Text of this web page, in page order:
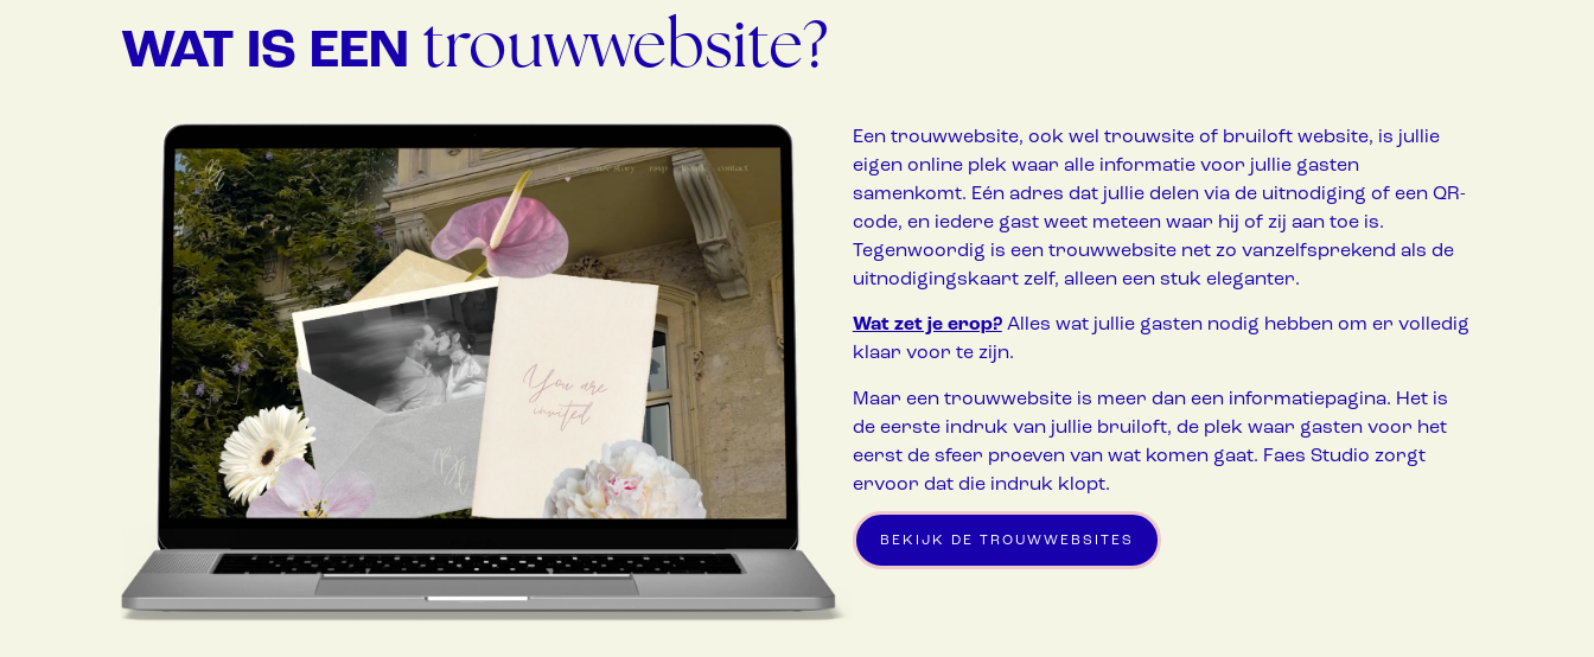
WAT IS EEN trouwwebsite?
Een trouwwebsite, ook wel trouwsite of bruiloft website, is jullie
eigen online plek waar alle informatie voor jullie gasten
samenkomt. Eén adres dat jullie delen via de uitnodiging of een QR-
code, en iedere gast weet meteen waar hij of zij aan toe is.
Tegenwoordig is een trouwwebsite net zo vanzelfsprekend als de
uitnodigingskaart zelf, alleen een stuk eleganter.
Wat zet je erop?Alles wat jullie gasten nodig hebben om er volledig
klaar voor te zijn.
Maar een trouwwebsite is meer dan een informatiepagina. Het is
de eerste indruk van jullie bruiloft, de plek waar gasten voor het
eerst de sfeer proeven van wat komen gaat. Faes Studio zorgt
ervoor dat die indruk klopt.
BEKIJK DE TROUWWEBSITES